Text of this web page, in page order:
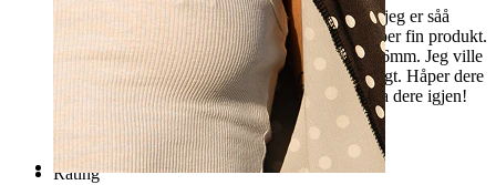
Jeg fikk nå nettopp piercingen min i posten, og jeg er såå
fornøyd med den allerede. Rask levering og super fin produkt.
Sku ønske om dere hadde flere navelpiercing i 6mm. Jeg ville
i tillegg kjøpe smelly gelly men så var den utsolgt. Håper dere
får den inn snart. Kommer 100% til å bestille fra dere igjen!
Kenza Lairini
Bekreftet kjøp
Rating